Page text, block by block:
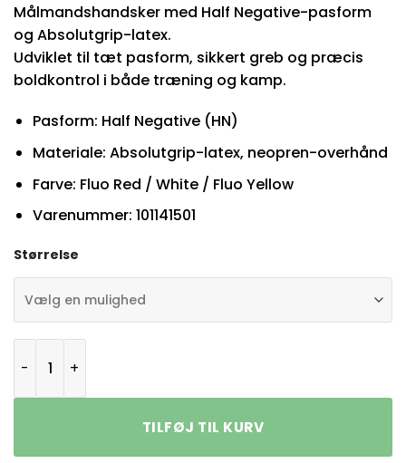
Målmandshandsker med Half Negative-pasform
og Absolutgrip-latex.
Udviklet til tæt pasform, sikkert greb og præcis
boldkontrol i både træning og kamp.
Pasform: Half Negative (HN)
Materiale: Absolutgrip-latex, neopren-overhånd
Farve: Fluo Red / White / Fluo Yellow
Varenummer: 101141501
Størrelse
TILFØJ TIL KURV